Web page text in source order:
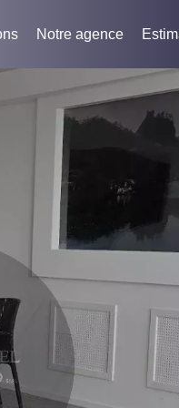
Notre agence